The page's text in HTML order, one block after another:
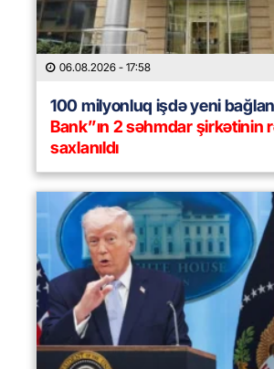
06.08.2026 - 17:58
100 milyonluq işdə yeni
Bank”ın 2 səhmdar şirkətinin
saxlanıldı